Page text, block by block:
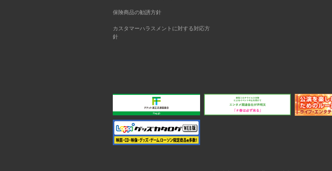
保険商品の勧誘方針
カスタマーハラスメントに対する対応方
針